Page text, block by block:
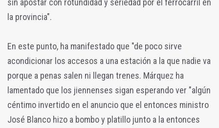
la provincia".
En este punto, ha manifestado que "de poco sirve
acondicionar los accesos a una estación a la que nadie va
porque a penas salen ni llegan trenes. Márquez ha
lamentado que los jiennenses sigan esperando ver "algún
céntimo invertido en el anuncio que el entonces ministro
José Blanco hizo a bombo y platillo junto a la entonces